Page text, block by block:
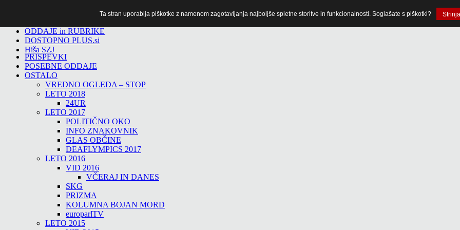
ODDAJE in RUBRIKE
DOSTOPNO PLUS.si
Hiša SZJ
PRISPEVKI
POSEBNE ODDAJE
OSTALO
VREDNO OGLEDA – STOP
LETO 2018
24UR
LETO 2017
POLITIČNO OKO
INFO ZNAKOVNIK
GLAS OBČINE
DEAFLYMPICS 2017
LETO 2016
VID 2016
VČERAJ IN DANES
SKG
PRIZMA
KOLUMNA BOJAN MORD
europarlTV
LETO 2015
Ta stran uporablja piškotke z namenom zagotavljanja najboljše spletne storitve in funkcionalnosti. Soglašate s piškotki?